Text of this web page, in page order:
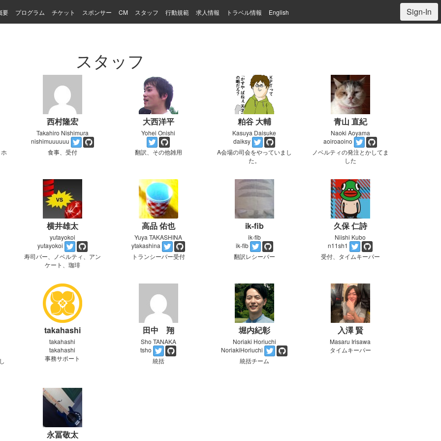
Sign-In
要 プログラム チケット スポンサー CM スタッフ 行動規範 求人情報 トラベル情報 English
スタッフ
西村隆宏
Takahiro Nishimura
nishimuuuuuu
食事、受付
大西洋平
Yohei Onishi
翻訳、その他雑用
粕谷 大輔
Kasuya Daisuke
daiksy
A会場の司会をやっていまし
た。
青山 直紀
Naoki Aoyama
aoiroaoino
ノベルティの発注とかしてま
した
横井雄太
yutayokoi
yutayokoi
寿司バー、ノベルティ、アン
ケート、珈琲
高品 佑也
Yuya TAKASHINA
ytakashina
トランシーバー受付
ik-fib
ik-fib
ik-fib
翻訳レシーバー
久保 仁詩
Niishi Kubo
n11sh1
受付、タイムキーパー
takahashi
takahashi
takahashi
事務サポート
田中 翔
Sho TANAKA
tsho
統括
堀内紀彰
Noriaki Horiuchi
NoriakiHoriuchi
統括チーム
入澤 賢
Masaru Irisawa
タイムキーパー
永冨敬太